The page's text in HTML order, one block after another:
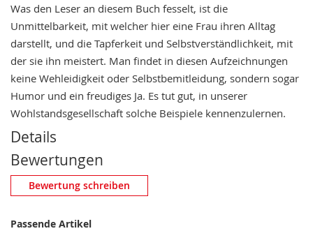
Was den Leser an diesem Buch fesselt, ist die
Unmittelbarkeit, mit welcher hier eine Frau ihren Alltag
darstellt, und die Tapferkeit und Selbstverständlichkeit, mit
der sie ihn meistert. Man findet in diesen Aufzeichnungen
keine Wehleidigkeit oder Selbstbemitleidung, sondern sogar
Humor und ein freudiges Ja. Es tut gut, in unserer
Wohlstandsgesellschaft solche Beispiele kennenzulernen.
Details
Bewertungen
Eigene Bewertung schreiben
Nickname
Bewertung schreiben
Passende Artikel